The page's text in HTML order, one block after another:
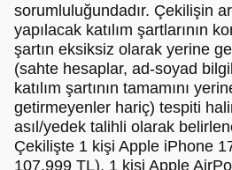
sorumluluğundadır. Çekilişin
yapılacak katılım şartlarının
şartın eksiksiz olarak yerine
(sahte hesaplar, ad-soyad
katılım şartının tamamını
getirmeyenler hariç) tespiti
asıl/yedek talihli olarak
Çekilişte 1 kişi Apple iPhone
107.999 TL), 1 kişi Apple